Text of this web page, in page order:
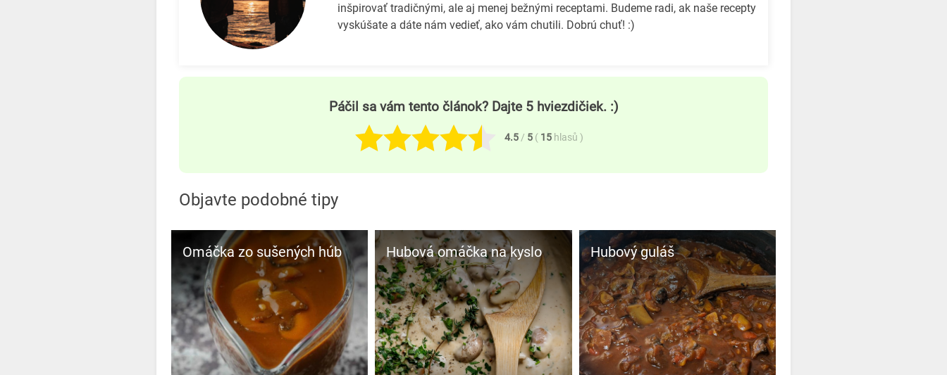
inšpirovať tradičnými, ale aj menej bežnými receptami. Budeme radi, ak naše recepty
vyskúšate a dáte nám vedieť, ako vám chutili. Dobrú chuť! :)
Páčil sa vám tento článok? Dajte 5 hviezdičiek. :)
4.5 / 5 ( 15 hlasů )
Objavte podobné tipy
Omáčka zo sušených húb Hubová omáčka na kyslo Hubový guláš